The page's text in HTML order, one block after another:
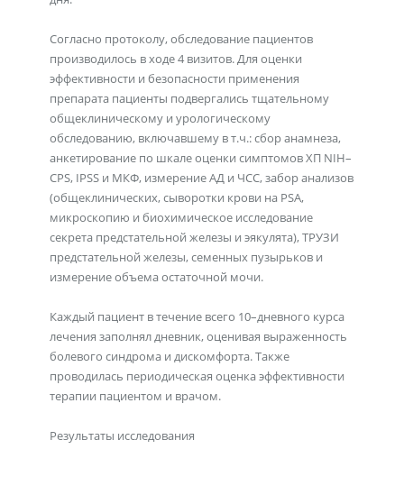
Согласно протоколу, обследование пациентов
производилось в ходе 4 визитов. Для оценки
эффективности и безопасности применения
препарата пациенты подвергались тщательному
общеклиническому и урологическому
обследованию, включавшему в т.ч.: сбор анамнеза,
анкетирование по шкале оценки симптомов ХП NIH–
CPS, IPSS и МКФ, измерение АД и ЧСС, забор анализов
(общеклинических, сыворотки крови на PSA,
микроскопию и биохимическое исследование
секрета предстательной железы и эякулята), ТРУЗИ
предстательной железы, семенных пузырьков и
измерение объема остаточной мочи.
Каждый пациент в течение всего 10–дневного курса
лечения заполнял дневник, оценивая выраженность
болевого синдрома и дискомфорта. Также
проводилась периодическая оценка эффективности
терапии пациентом и врачом.
Результаты исследования